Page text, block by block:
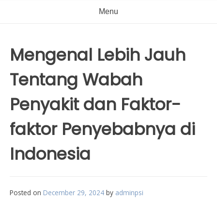
Menu
Mengenal Lebih Jauh
Tentang Wabah
Penyakit dan Faktor-
faktor Penyebabnya di
Indonesia
Posted on December 29, 2024 by adminpsi